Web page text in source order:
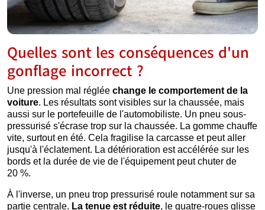
Quelles sont les conséquences d'un
gonflage incorrect ?
Une pression mal réglée change le comportement de la
voiture. Les résultats sont visibles sur la chaussée, mais
aussi sur le portefeuille de l'automobiliste. Un pneu sous-
pressurisé s'écrase trop sur la chaussée. La gomme chauffe
vite, surtout en été. Cela fragilise la carcasse et peut aller
jusqu'à l'éclatement. La détérioration est accélérée sur les
bords et la durée de vie de l'équipement peut chuter de
20 %.
À l'inverse, un pneu trop pressurisé roule notamment sur sa
partie centrale. La tenue est réduite, le quatre-roues glisse